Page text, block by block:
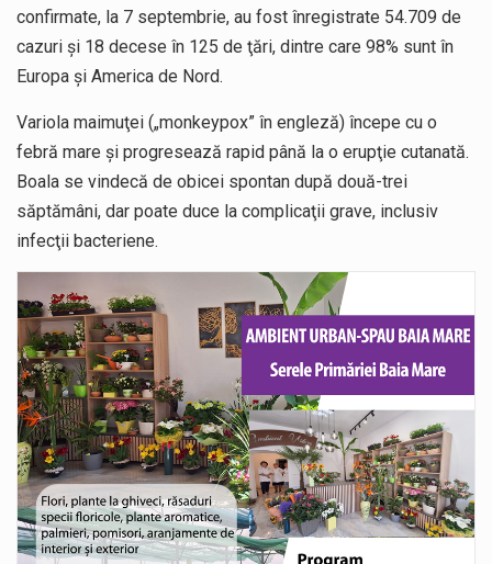
confirmate, la 7 septembrie, au fost înregistrate 54.709 de
cazuri şi 18 decese în 125 de ţări, dintre care 98% sunt în
Europa şi America de Nord.
Variola maimuţei („monkeypox” în engleză) începe cu o
febră mare şi progresează rapid până la o erupţie cutanată.
Boala se vindecă de obicei spontan după două-trei
săptămâni, dar poate duce la complicaţii grave, inclusiv
infecţii bacteriene.